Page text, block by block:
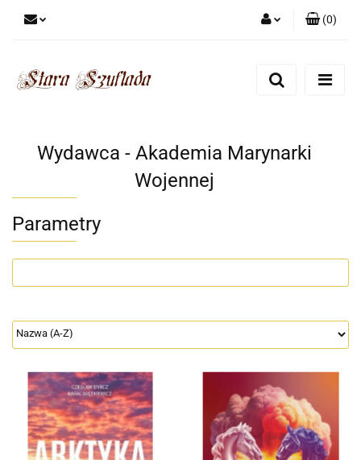
Zarejestruj się
(0)
Wydawca - Akademia Marynarki
Wojennej
Parametry